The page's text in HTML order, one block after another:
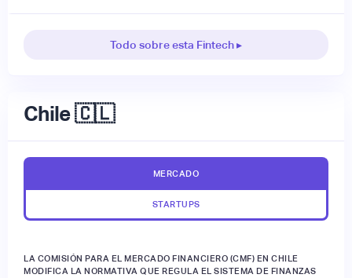
Todo sobre esta Fintech ▸
Chile 🇨🇱
MERCADO
STARTUPS
LA COMISIÓN PARA EL MERCADO FINANCIERO (CMF) EN CHILE
MODIFICA LA NORMATIVA QUE REGULA EL SISTEMA DE FINANZAS